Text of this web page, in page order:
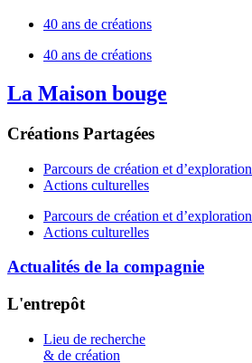
40 ans de créations
40 ans de créations
La Maison bouge
Créations Partagées
Parcours de création et d’exploration
Actions culturelles
Parcours de création et d’exploration
Actions culturelles
Actualités de la compagnie
L'entrepôt
Lieu de recherche
& de création